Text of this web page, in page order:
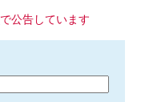
で公告しています